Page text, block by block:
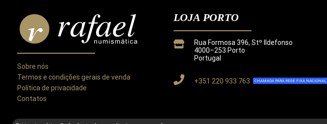
Este site utiliza cookies para melhorar a sua experiência.
Sobre nós
Termos e condições gerais de venda
Política de privacidade
Contatos
LOJA PORTO
Rua Formosa 396, Stº Ildefonso
4000–253 Porto
Portugal
+351 220 933 763 CHAMADA PARA REDE FIXA NACIONAL